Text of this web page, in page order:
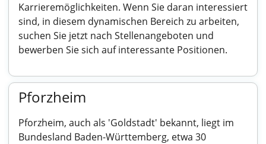
Karrieremöglichkeiten. Wenn Sie daran interessiert
sind, in diesem dynamischen Bereich zu arbeiten,
suchen Sie jetzt nach Stellenangeboten und
bewerben Sie sich auf interessante Positionen.
Pforzheim
Pforzheim, auch als 'Goldstadt' bekannt, liegt im
Bundesland Baden-Württemberg, etwa 30